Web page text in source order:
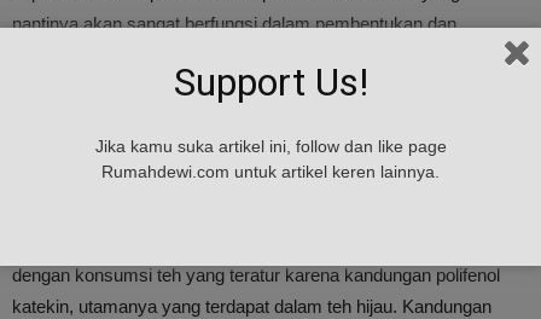
nantinya akan sangat berfungsi dalam pembentukan dan
yang demikian semakin ditopang oleh kandungan manfaat Vit D
dengan rutin mengkonsumsi teh.
dengan konsumsi teh yang teratur karena kandungan polifenol
katekin, utamanya yang terdapat dalam teh hijau. Kandungan
Support Us!
Jika kamu suka artikel ini, follow dan like page
Rumahdewi.com untuk artikel keren lainnya.